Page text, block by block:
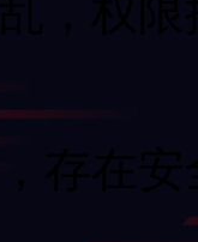
，权
，存在